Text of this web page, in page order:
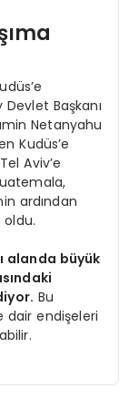
Başkanı
Netanyahu
Kudüs’e
Aviv’e
ardından
oldu.
alanda büyük
Bu
dair endişeleri